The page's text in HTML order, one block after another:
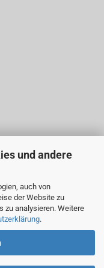
und andere
auch von
der Website zu
zu analysieren. Weitere
.